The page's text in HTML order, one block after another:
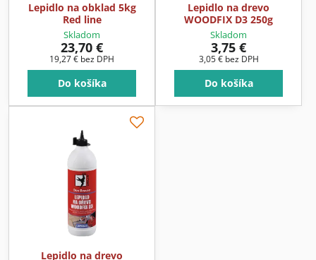
Lepidlo na obklad 5kg
Red line
Skladom
23,70 €
19,27 € bez DPH
Do košíka
Lepidlo na drevo
WOODFIX D3 250g
Skladom
3,75 €
3,05 € bez DPH
Do košíka
Lepidlo na drevo